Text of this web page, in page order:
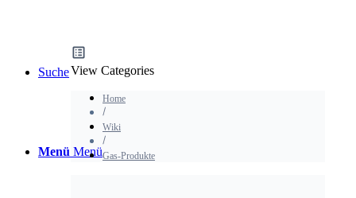
Suche
Menü Menü
View Categories
Home
Wiki
Gas-Produkte